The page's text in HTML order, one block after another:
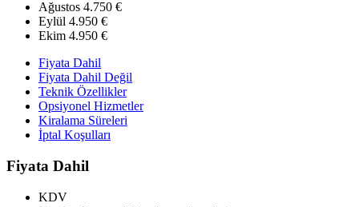
Ağustos 4.750 €
Eylül 4.950 €
Ekim 4.950 €
Fiyata Dahil
Fiyata Dahil Değil
Teknik Özellikler
Opsiyonel Hizmetler
Kiralama Süreleri
İptal Koşulları
Fiyata Dahil
KDV